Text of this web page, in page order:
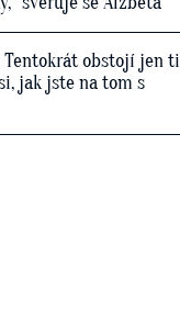
Tentokrát obstojí jen ti
jak jste na tom s